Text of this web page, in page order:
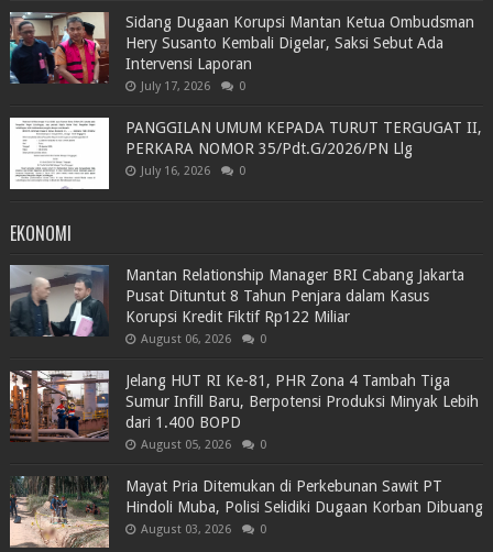
Sidang Dugaan Korupsi Mantan Ketua Ombudsman
Hery Susanto Kembali Digelar, Saksi Sebut Ada
Intervensi Laporan
July 17, 2026 0
PANGGILAN UMUM KEPADA TURUT TERGUGAT II,
PERKARA NOMOR 35/Pdt.G/2026/PN Llg
July 16, 2026 0
EKONOMI
Mantan Relationship Manager BRI Cabang Jakarta
Pusat Dituntut 8 Tahun Penjara dalam Kasus
Korupsi Kredit Fiktif Rp122 Miliar
August 06, 2026 0
Jelang HUT RI Ke-81, PHR Zona 4 Tambah Tiga
Sumur Infill Baru, Berpotensi Produksi Minyak Lebih
dari 1.400 BOPD
August 05, 2026 0
Mayat Pria Ditemukan di Perkebunan Sawit PT
Hindoli Muba, Polisi Selidiki Dugaan Korban Dibuang
August 03, 2026 0